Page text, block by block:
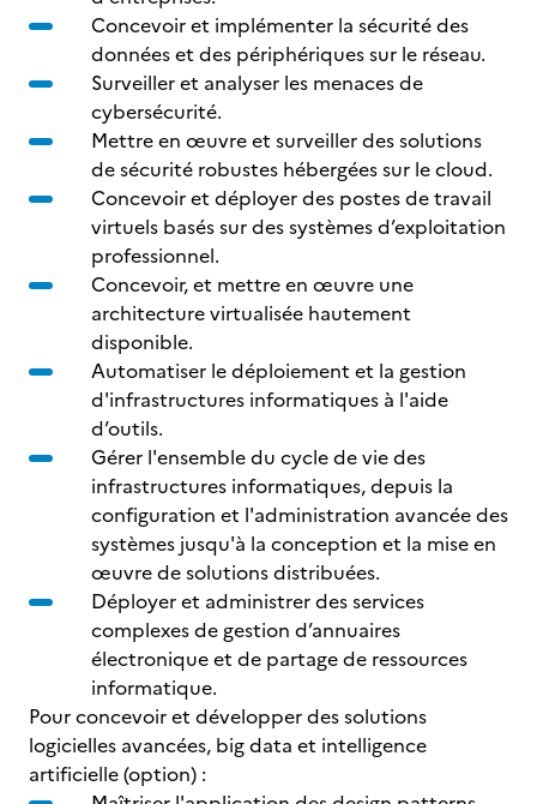
Concevoir et implémenter la sécurité des
données et des périphériques sur le réseau.
Surveiller et analyser les menaces de
cybersécurité.
Mettre en œuvre et surveiller des solutions
de sécurité robustes hébergées sur le cloud.
Concevoir et déployer des postes de travail
virtuels basés sur des systèmes d’exploitation
professionnel.
Concevoir, et mettre en œuvre une
architecture virtualisée hautement
disponible.
Automatiser le déploiement et la gestion
d'infrastructures informatiques à l'aide
d’outils.
Gérer l'ensemble du cycle de vie des
infrastructures informatiques, depuis la
configuration et l'administration avancée des
systèmes jusqu'à la conception et la mise en
œuvre de solutions distribuées.
Déployer et administrer des services
complexes de gestion d’annuaires
électronique et de partage de ressources
informatique.
Pour concevoir et développer des solutions
logicielles avancées, big data et intelligence
artificielle (option) :